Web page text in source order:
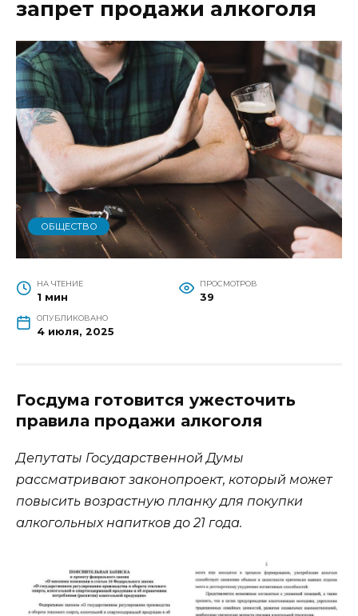
запрет продажи алкоголя
ОБЩЕСТВО
НА ЧТЕНИЕ
1 мин
ПРОСМОТРОВ
39
ОПУБЛИКОВАНО
4 июля, 2025
Госдума готовится ужесточить
правила продажи алкоголя
Депутаты Государственной Думы
рассматривают законопроект, который может
повысить возрастную планку для покупки
алкогольных напитков до 21 года.